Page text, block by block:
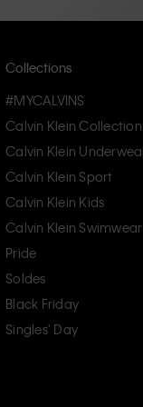
Collections
#MYCALVINS
Calvin Klein Collection
Calvin Klein
Calvin Klein Sport
Calvin Klein Kids
Calvin Klein Swimwear
Pride
Soldes
Black Friday
Singles' Day